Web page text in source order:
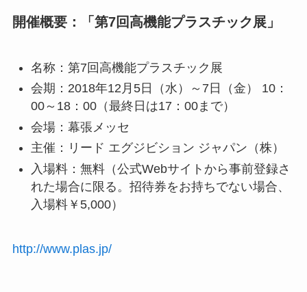
開催概要：「第7回高機能プラスチック展」
名称：第7回高機能プラスチック展
会期：2018年12月5日（水）～7日（金） 10：
00～18：00（最終日は17：00まで）
会場：幕張メッセ
主催：リード エグジビション ジャパン（株）
入場料：無料（公式Webサイトから事前登録さ
れた場合に限る。招待券をお持ちでない場合、
入場料￥5,000）
http://www.plas.jp/